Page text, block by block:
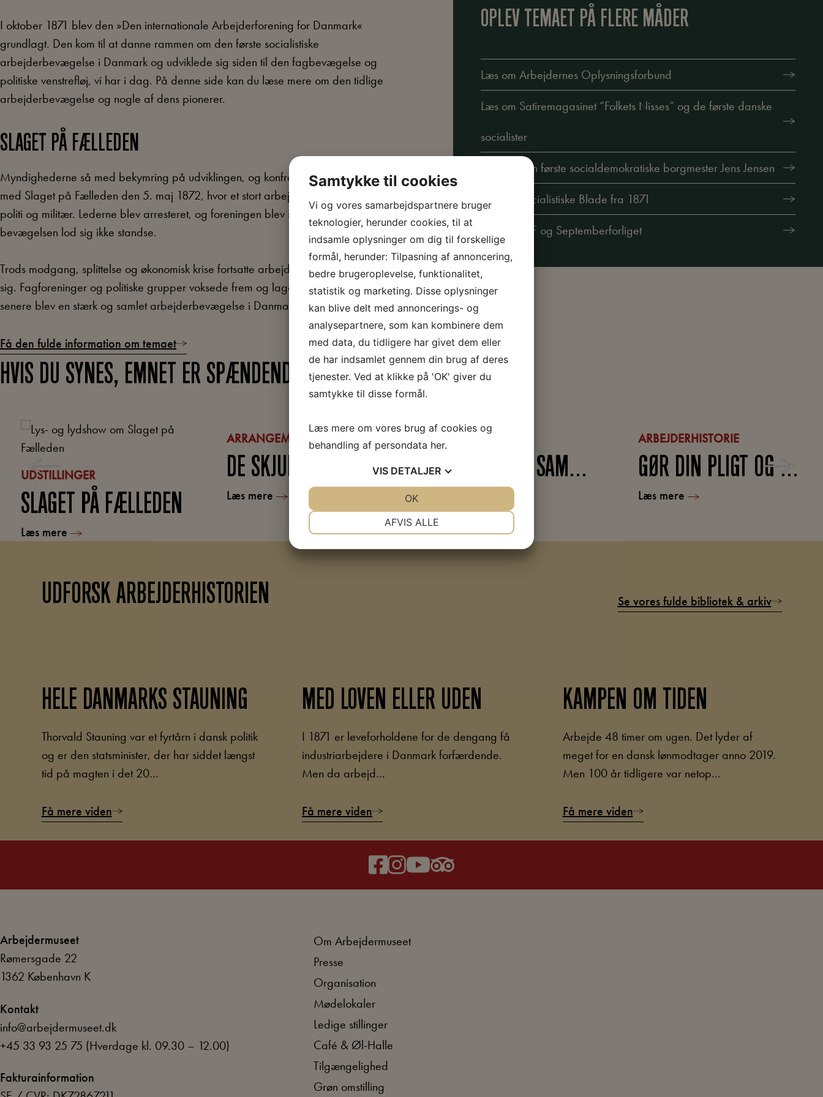
I oktober 1871 blev den »Den internationale Arbejderforening for Danmark«
grundlagt. Den kom til at danne rammen om den første socialistiske
arbejderbevægelse i Danmark og udviklede sig siden til den fagbevægelse og
politiske venstrefløj, vi har i dag. På denne side kan du læse mere om den tidlige
arbejderbevægelse og nogle af dens pionerer.
SLAGET PÅ FÆLLEDEN
Myndighederne så med bekymring på udviklingen, og konfrontationen kulminerede
med Slaget på Fælleden den 5. maj 1872, hvor et stort arbejdermøde blev mødt med
politi og militær. Lederne blev arresteret, og foreningen blev senere forbudt – men
bevægelsen lod sig ikke standse.
Trods modgang, splittelse og økonomisk krise fortsatte arbejderne med at organisere
sig. Fagforeninger og politiske grupper voksede frem og lagde grunden til det, der
senere blev en stærk og samlet arbejderbevægelse i Danmark.?
Få den fulde information om temaet
OPLEV TEMAET PÅ FLERE MÅDER
Læs om Arbejdernes Oplysningsforbund
Læs om Satiremagasinet “Folkets Nisses” og de første danske
socialister
Læs om den første socialdemokratiske borgmester Jens Jensen
Læs om Socialistiske Blade fra 1871
Læs om DsF og Septemberforliget
HVIS DU SYNES, EMNET ER SPÆNDENDE
UDSTILLINGER
SLAGET PÅ FÆLLEDEN
Læs mere
ARRANGEMENTER
DE SKJULTE PENGE
Læs mere
UNDERVISNING
KONFLIKT OG SAMARBEJDE (FOR EUD)
ARBEJDERHISTORIE
GØR DIN PLIGT OG KRÆV DIN RET – OM VELFÆRDSSAMFUNDET
Læs mere
UDFORSK ARBEJDERHISTORIEN Se vores fulde bibliotek & arkiv
HELE DANMARKS STAUNING
Thorvald Stauning var et fyrtårn i dansk politik
og er den statsminister, der har siddet længst
tid på magten i det 20…
Få mere viden
MED LOVEN ELLER UDEN
I 1871 er leveforholdene for de dengang få
industriarbejdere i Danmark forfærdende.
Men da arbejd…
Få mere viden
KAMPEN OM TIDEN
Arbejde 48 timer om ugen. Det lyder af
meget for en dansk lønmodtager anno 2019.
Men 100 år tidligere var netop…
Få mere viden
Arbejdermuseet
Rømersgade 22
1362 København K
Kontakt
info@arbejdermuseet.dk
+45 33 93 25 75 (Hverdage kl. 09.30 – 12.00)
Fakturainformation
Om Arbejdermuseet
Presse
Organisation
Mødelokaler
Ledige stillinger
Café & Øl-Halle
Tilgængelighed
Grøn omstilling
Samtykke til cookies
Vi og vores samarbejdspartnere bruger
teknologier, herunder cookies, til at
indsamle oplysninger om dig til forskellige
formål, herunder: Tilpasning af annoncering,
bedre brugeroplevelse, funktionalitet,
statistik og marketing. Disse oplysninger
kan blive delt med annoncerings- og
analysepartnere, som kan kombinere dem
med data, du tidligere har givet dem eller
de har indsamlet gennem din brug af deres
tjenester. Ved at klikke på 'OK' giver du
samtykke til disse formål.
Læs mere om vores brug af cookies og
behandling af persondata her.
VIS DETALJER
AFVIS ALLE
OK